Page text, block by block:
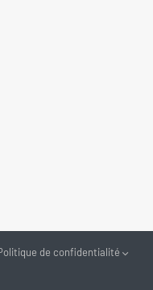
de confidentialité